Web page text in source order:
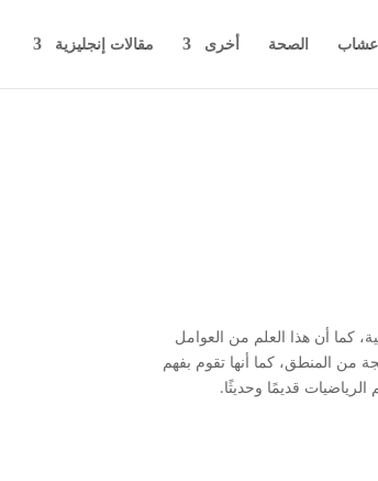
الصحة أخرى مقالات إنجليزية
كما أن هذا العلم من العوامل
من المنطق، كما أنها تقوم بفهم
قديمًا وحديثًا.